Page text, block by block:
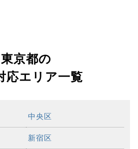
東京都の
応エリア一覧
中央区
新宿区